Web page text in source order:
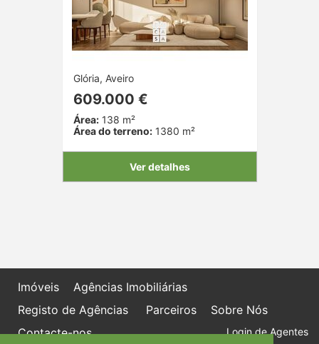
Glória, Aveiro
609.000 €
Área:138 m²
Área do terreno:1380 m²
Ver detalhes
Imóveis
Agências Imobiliárias
Registo de Agências
Parceiros
Sobre Nós
Contacte-nos
Login de Agentes